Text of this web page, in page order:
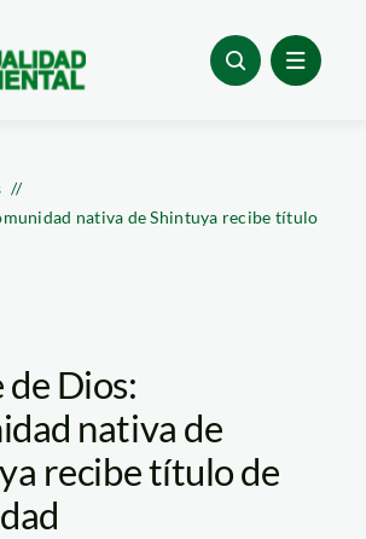
nativa de Shintuya recibe título
Dios:
nativa de
recibe título de